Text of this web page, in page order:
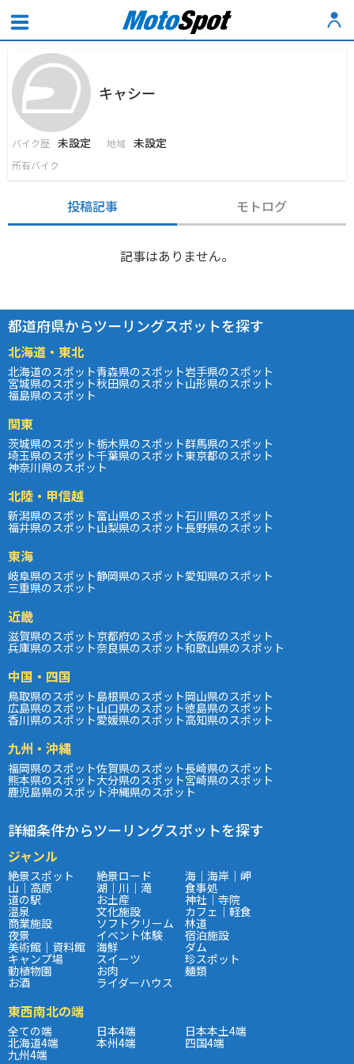
キャシー
バイク歴 未設定 地域 未設定
所有バイク
投稿記事 モトログ
記事はありません。
都道府県からツーリングスポットを探す
北海道・東北
北海道のスポット青森県のスポット岩手県のスポット
宮城県のスポット秋田県のスポット山形県のスポット
福島県のスポット
関東
茨城県のスポット栃木県のスポット群馬県のスポット
埼玉県のスポット千葉県のスポット東京都のスポット
神奈川県のスポット
北陸・甲信越
新潟県のスポット富山県のスポット石川県のスポット
福井県のスポット山梨県のスポット長野県のスポット
東海
岐阜県のスポット静岡県のスポット愛知県のスポット
三重県のスポット
近畿
滋賀県のスポット京都府のスポット大阪府のスポット
兵庫県のスポット奈良県のスポット和歌山県のスポット
中国・四国
鳥取県のスポット島根県のスポット岡山県のスポット
広島県のスポット山口県のスポット徳島県のスポット
香川県のスポット愛媛県のスポット高知県のスポット
九州・沖縄
福岡県のスポット佐賀県のスポット長崎県のスポット
熊本県のスポット大分県のスポット宮崎県のスポット
鹿児島県のスポット沖縄県のスポット
詳細条件からツーリングスポットを探す
ジャンル
絶景スポット 絶景ロード 海｜海岸｜岬
山｜高原 湖｜川｜滝 食事処
道の駅 お土産 神社｜寺院
温泉 文化施設 カフェ｜軽食
商業施設 ソフトクリーム 林道
夜景 イベント体験 宿泊施設
美術館｜資料館 海鮮 ダム
キャンプ場 スイーツ 珍スポット
動植物園 お肉 麺類
お酒 ライダーハウス
東西南北の端
全ての端 日本4端 日本本土4端
北海道4端 本州4端 四国4端
九州4端